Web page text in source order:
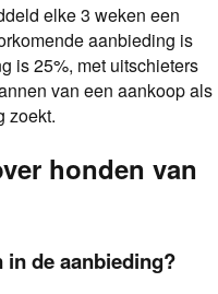
elke 3 weken een
aanbieding is
is 25%, met uitschieters
van een aankoop als
zoekt.
honden van
in de aanbieding?